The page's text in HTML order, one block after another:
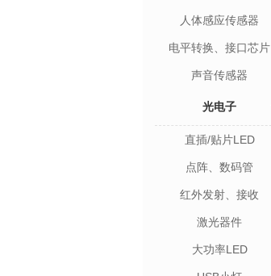
人体感应传感器
电平转换、接口芯片
声音传感器
光电子
直插/贴片LED
点阵、数码管
红外发射、接收
激光器件
大功率LED